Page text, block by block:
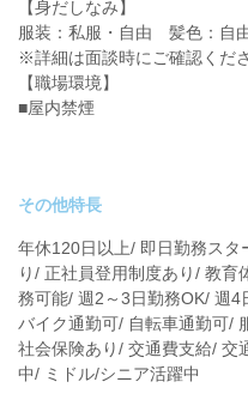
【身だしなみ】
服装：私服・自由 髪色：自
※詳細は面談時にご確認くだ
【職場環境】
■屋内禁煙
その他特長
年休120日以上/ 即日勤務ス
り/ 正社員登用制度あり/ 教
務可能/ 週2～3日勤務OK/ 週
バイク通勤可/ 自転車通勤可/
社会保険あり/ 交通費支給/ 交
中/ ミドル/シニア活躍中